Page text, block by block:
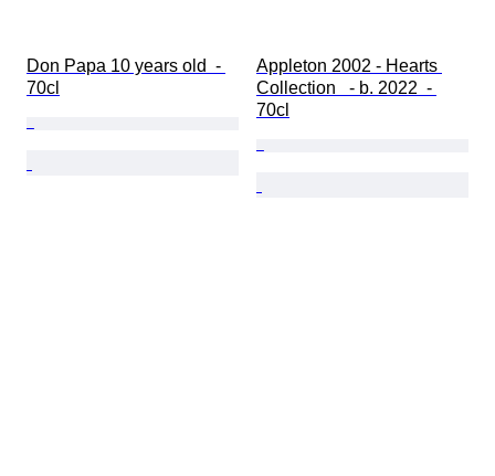
Don Papa 10 years old  -
70cl
Appleton 2002 - Hearts
Collection   - b. 2022  -
70cl